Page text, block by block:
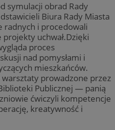
symulacji obrad Rady
Biura Rady Miasta
radnych i procedowali
uchwał.Dzięki
proces
nad pomysłami i
mieszkańców.
warsztaty prowadzone przez
Publicznej — panią
ćwiczyli kompetencje
kreatywność i